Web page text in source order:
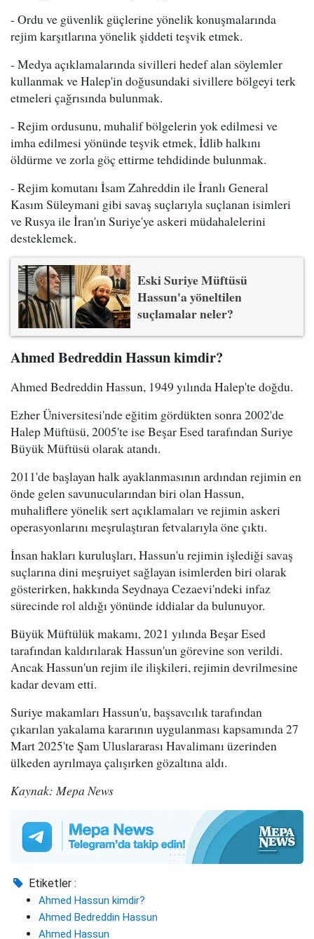
- Ordu ve güvenlik güçlerine yönelik konuşmalarında
rejim karşıtlarına yönelik şiddeti teşvik etmek.
- Medya açıklamalarında sivilleri hedef alan söylemler
kullanmak ve Halep'in doğusundaki sivillere bölgeyi terk
etmeleri çağrısında bulunmak.
- Rejim ordusunu, muhalif bölgelerin yok edilmesi ve
imha edilmesi yönünde teşvik etmek, İdlib halkını
öldürme ve zorla göç ettirme tehdidinde bulunmak.
- Rejim komutanı İsam Zahreddin ile İranlı General
Kasım Süleymani gibi savaş suçlarıyla suçlanan isimleri
ve Rusya ile İran'ın Suriye'ye askeri müdahalelerini
desteklemek.
Eski Suriye Müftüsü
Hassun'a yöneltilen
suçlamalar neler?
Ahmed Bedreddin Hassun kimdir?
Ahmed Bedreddin Hassun, 1949 yılında Halep'te doğdu.
Ezher Üniversitesi'nde eğitim gördükten sonra 2002'de
Halep Müftüsü, 2005'te ise Beşar Esed tarafından Suriye
Büyük Müftüsü olarak atandı.
2011'de başlayan halk ayaklanmasının ardından rejimin en
önde gelen savunucularından biri olan Hassun,
muhaliflere yönelik sert açıklamaları ve rejimin askeri
operasyonlarını meşrulaştıran fetvalarıyla öne çıktı.
İnsan hakları kuruluşları, Hassun'u rejimin işlediği savaş
suçlarına dini meşruiyet sağlayan isimlerden biri olarak
gösterirken, hakkında Seydnaya Cezaevi'ndeki infaz
sürecinde rol aldığı yönünde iddialar da bulunuyor.
Büyük Müftülük makamı, 2021 yılında Beşar Esed
tarafından kaldırılarak Hassun'un görevine son verildi.
Ancak Hassun'un rejim ile ilişkileri, rejimin devrilmesine
kadar devam etti.
Suriye makamları Hassun'u, başsavcılık tarafından
çıkarılan yakalama kararının uygulanması kapsamında 27
Mart 2025'te Şam Uluslararası Havalimanı üzerinden
ülkeden ayrılmaya çalışırken gözaltına aldı.
Kaynak: Mepa News
Etiketler :
Ahmed Hassun kimdir?
Ahmed Bedreddin Hassun
Ahmed Hassun